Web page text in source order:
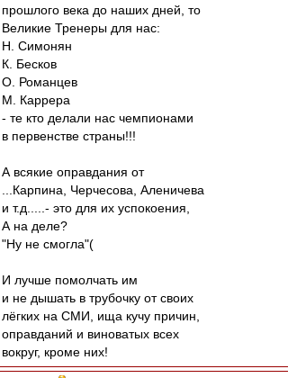
прошлого века до наших дней, то
Великие Тренеры для нас:
Н. Симонян
К. Бесков
О. Романцев
М. Каррера
- те кто делали нас чемпионами
в первенстве страны!!!
А всякие оправдания от
...Карпина, Черчесова, Аленичева
и т.д.....- это для их успокоения,
А на деле?
"Ну не смогла"(
И лучше помолчать им
и не дышать в трубочку от своих
лёгких на СМИ, ища кучу причин,
оправданий и виноватых всех
вокруг, кроме них!